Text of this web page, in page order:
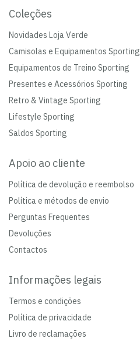
Coleções
Novidades Loja Verde
Camisolas e Equipamentos Sporting
Equipamentos de Treino Sporting
Presentes e Acessórios Sporting
Retro & Vintage Sporting
Lifestyle Sporting
Saldos Sporting
Apoio ao cliente
Política de devolução e reembolso
Política e métodos de envio
Perguntas Frequentes
Devoluções
Contactos
Informações legais
Termos e condições
Política de privacidade
Livro de reclamações